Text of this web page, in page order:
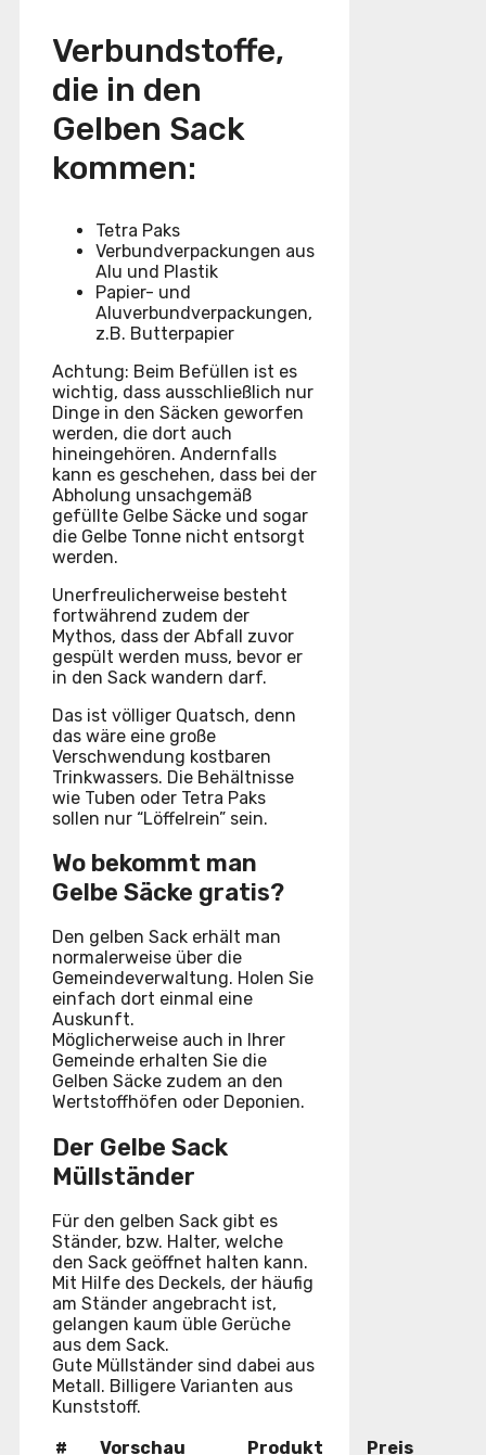
Verbundstoffe,
die in den
Gelben Sack
kommen:
Tetra Paks
Verbundverpackungen aus
Alu und Plastik
Papier- und
Aluverbundverpackungen,
z.B. Butterpapier
Achtung: Beim Befüllen ist es
wichtig, dass ausschließlich nur
Dinge in den Säcken geworfen
werden, die dort auch
hineingehören. Andernfalls
kann es geschehen, dass bei der
Abholung unsachgemäß
gefüllte Gelbe Säcke und sogar
die Gelbe Tonne nicht entsorgt
werden.
Unerfreulicherweise besteht
fortwährend zudem der
Mythos, dass der Abfall zuvor
gespült werden muss, bevor er
in den Sack wandern darf.
Das ist völliger Quatsch, denn
das wäre eine große
Verschwendung kostbaren
Trinkwassers. Die Behältnisse
wie Tuben oder Tetra Paks
sollen nur “Löffelrein” sein.
Wo bekommt man
Gelbe Säcke gratis?
Den gelben Sack erhält man
normalerweise über die
Gemeindeverwaltung. Holen Sie
einfach dort einmal eine
Auskunft.
Möglicherweise auch in Ihrer
Gemeinde erhalten Sie die
Gelben Säcke zudem an den
Wertstoffhöfen oder Deponien.
Der Gelbe Sack
Müllständer
Für den gelben Sack gibt es
Ständer, bzw. Halter, welche
den Sack geöffnet halten kann.
Mit Hilfe des Deckels, der häufig
am Ständer angebracht ist,
gelangen kaum üble Gerüche
aus dem Sack.
Gute Müllständer sind dabei aus
Metall. Billigere Varianten aus
Kunststoff.
#
Vorschau Produkt Preis